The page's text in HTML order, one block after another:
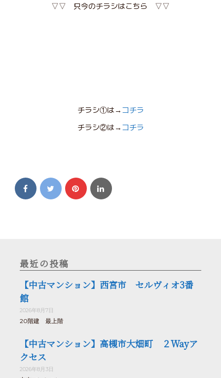
▽▽ 只今のチラシはこちら ▽▽
チラシ①は→コチラ
チラシ②は→コチラ
最近の投稿
【中古マンション】西宮市 セルヴィオ3番
館
2026年8月7日
20階建 最上階
【中古マンション】高槻市大畑町 ２Wayア
クセス
2026年8月3日